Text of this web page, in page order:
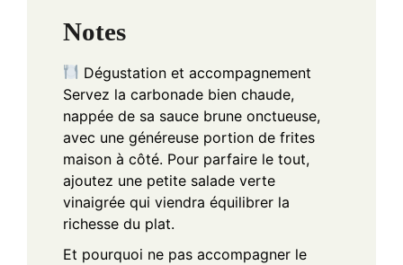
Notes
Dégustation et accompagnement
Servez la carbonade bien chaude,
nappée de sa sauce brune onctueuse,
avec une généreuse portion de frites
maison à côté. Pour parfaire le tout,
ajoutez une petite salade verte
vinaigrée qui viendra équilibrer la
richesse du plat.
Et pourquoi ne pas accompagner le